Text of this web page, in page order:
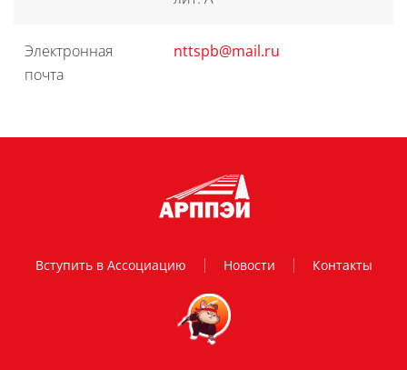
Электронная
почта
nttspb@mail.ru
Вступить в Ассоциацию Новости Контакты